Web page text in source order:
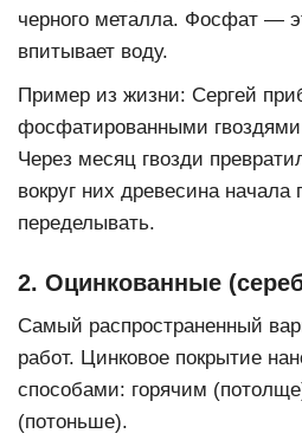
черного металла. Фосфат —
впитывает воду.
Пример из жизни: Сергей
фосфатированными гвоздями
Через месяц гвозди
вокруг них древесина
переделывать.
2. Оцинкованные
Самый распространенный
работ. Цинковое покрытие
способами: горячим
(потоньше).